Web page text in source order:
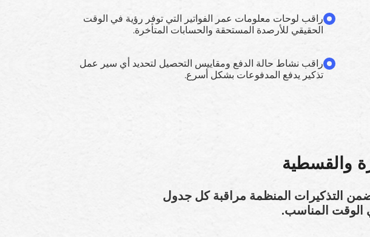
راقب لوحات معلومات عمر الفواتير التي توفر رؤية في الوقت
الحقيقي للأرصدة المستحقة والحسابات المتأخرة.
راقب نشاط حالة الدفع ومقاييس التحصيل لتحديد أي سير عمل
تذكير يدفع المدفوعات بشكل أسرع.
والقسطية
التذكيرات المنظمة مراقبة كل جدول
المناسب.